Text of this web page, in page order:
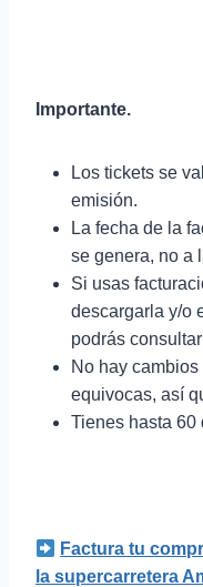
Importante.
Los tickets se
emisión.
La fecha de la
se genera, no a
Si usas
descargarla y/o
podrás
No hay
equivocas, así
Tienes hasta 60
Factura tu
la supercarretera